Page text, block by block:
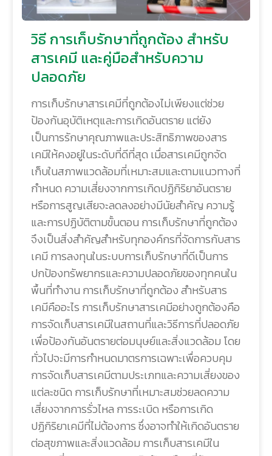
วิธี การเก็บรักษาที่ถูกต้อง สำหรับ
สารเคมี และคู่มือสำหรับความ
ปลอดภัย
การเก็บรักษาสารเคมีที่ถูกต้องไม่เพียงแต่ช่วย
ป้องกันอุบัติเหตุและการเกิดอันตราย แต่ยัง
เป็นการรักษาคุณภาพและประสิทธิภาพของสาร
เคมีให้คงอยู่ในระดับที่ดีที่สุด เมื่อสารเคมีถูกจัด
เก็บในสภาพแวดล้อมที่เหมาะสมและตามแนวทางที่
กำหนด ความเสี่ยงจากการเกิดปฏิกิริยาอันตราย
หรือการสูญเสียจะลดลงอย่างมีนัยสำคัญ ความรู้
และการปฏิบัติตามขั้นตอน การเก็บรักษาที่ถูกต้อง
จึงเป็นสิ่งสำคัญสำหรับทุกองค์กรที่จัดการกับสาร
เคมี การลงทุนในระบบการเก็บรักษาที่ดีเป็นการ
ปกป้องทรัพยากรและความปลอดภัยของทุกคนใน
พื้นที่ทำงาน การเก็บรักษาที่ถูกต้อง สำหรับสาร
เคมีคืออะไร การเก็บรักษาสารเคมีอย่างถูกต้องคือ
การจัดเก็บสารเคมีในสถานที่และวิธีการที่ปลอดภัย
เพื่อป้องกันอันตรายต่อมนุษย์และสิ่งแวดล้อม โดย
ทั่วไปจะมีการกำหนดมาตรการเฉพาะเพื่อควบคุม
การจัดเก็บสารเคมีตามประเภทและความเสี่ยงของ
แต่ละชนิด การเก็บรักษาที่เหมาะสมช่วยลดความ
เสี่ยงจากการรั่วไหล การระเบิด หรือการเกิด
ปฏิกิริยาเคมีที่ไม่ต้องการ ซึ่งอาจทำให้เกิดอันตราย
ต่อสุขภาพและสิ่งแวดล้อม การเก็บสารเคมีใน